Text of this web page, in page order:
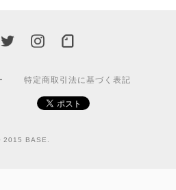
特定商取引法に基づく表記
2015 BASE.